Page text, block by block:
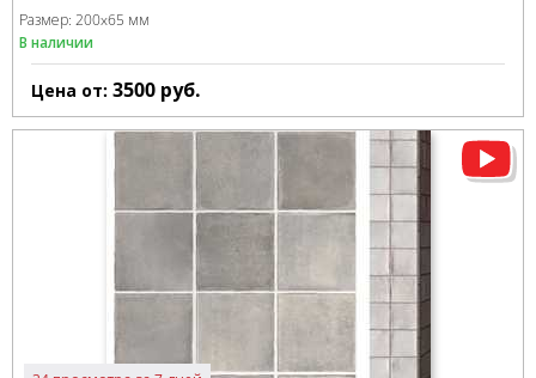
Размер: 200x65 мм
В наличии
Цена от: 3500 руб.